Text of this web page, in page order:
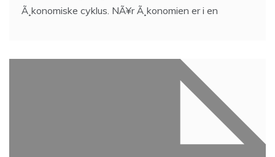
Ã¸konomiske cyklus. NÃ¥r Ã¸konomien er i en